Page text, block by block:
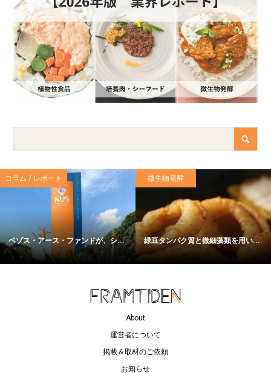
コラム / レポート
ベゾス・アース・ファンドが、シ...
微生物発酵
緑豆タンパク質と微細藻類を用い...
About
運営者について
掲載＆取材のご依頼
お知らせ